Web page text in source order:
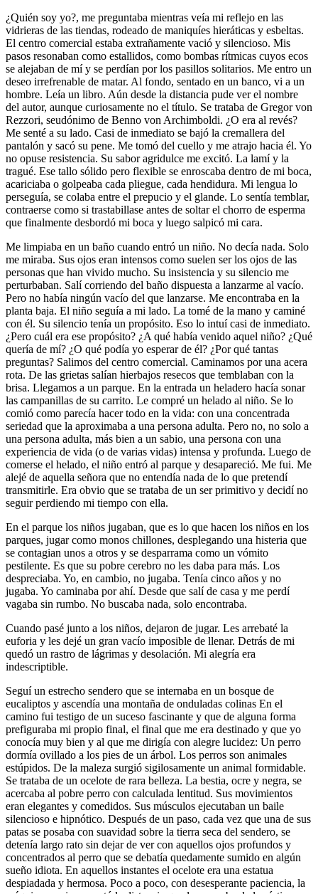
¿Quién soy yo?, me preguntaba mientras veía mi reflejo en las
vidrieras de las tiendas, rodeado de maniquíes hieráticas y esbeltas.
El centro comercial estaba extrañamente vació y silencioso. Mis
pasos resonaban como estallidos, como bombas rítmicas cuyos ecos
se alejaban de mí y se perdían por los pasillos solitarios. Me entro un
deseo irrefrenable de matar. Al fondo, sentado en un banco, vi a un
hombre. Leía un libro. Aún desde la distancia pude ver el nombre
del autor, aunque curiosamente no el título. Se trataba de Gregor von
Rezzori, seudónimo de Benno von Archimboldi. ¿O era al revés?
Me senté a su lado. Casi de inmediato se bajó la cremallera del
pantalón y sacó su pene. Me tomó del cuello y me atrajo hacia él. Yo
no opuse resistencia. Su sabor agridulce me excitó. La lamí y la
tragué. Ese tallo sólido pero flexible se enroscaba dentro de mi boca,
acariciaba o golpeaba cada pliegue, cada hendidura. Mi lengua lo
perseguía, se colaba entre el prepucio y el glande. Lo sentía temblar,
contraerse como si trastabillase antes de soltar el chorro de esperma
que finalmente desbordó mi boca y luego salpicó mi cara.
Me limpiaba en un baño cuando entró un niño. No decía nada. Solo
me miraba. Sus ojos eran intensos como suelen ser los ojos de las
personas que han vivido mucho. Su insistencia y su silencio me
perturbaban. Salí corriendo del baño dispuesta a lanzarme al vacío.
Pero no había ningún vacío del que lanzarse. Me encontraba en la
planta baja. El niño seguía a mi lado. La tomé de la mano y caminé
con él. Su silencio tenía un propósito. Eso lo intuí casi de inmediato.
¿Pero cuál era ese propósito? ¿A qué había venido aquel niño? ¿Qué
quería de mí? ¿O qué podía yo esperar de él? ¿Por qué tantas
preguntas? Salimos del centro comercial. Caminamos por una acera
rota. De las grietas salían hierbajos resecos que temblaban con la
brisa. Llegamos a un parque. En la entrada un heladero hacía sonar
las campanillas de su carrito. Le compré un helado al niño. Se lo
comió como parecía hacer todo en la vida: con una concentrada
seriedad que la aproximaba a una persona adulta. Pero no, no solo a
una persona adulta, más bien a un sabio, una persona con una
experiencia de vida (o de varias vidas) intensa y profunda. Luego de
comerse el helado, el niño entró al parque y desapareció. Me fui. Me
alejé de aquella señora que no entendía nada de lo que pretendí
transmitirle. Era obvio que se trataba de un ser primitivo y decidí no
seguir perdiendo mi tiempo con ella.
En el parque los niños jugaban, que es lo que hacen los niños en los
parques, jugar como monos chillones, desplegando una histeria que
se contagian unos a otros y se desparrama como un vómito
pestilente. Es que su pobre cerebro no les daba para más. Los
despreciaba. Yo, en cambio, no jugaba. Tenía cinco años y no
jugaba. Yo caminaba por ahí. Desde que salí de casa y me perdí
vagaba sin rumbo. No buscaba nada, solo encontraba.
Cuando pasé junto a los niños, dejaron de jugar. Les arrebaté la
euforia y les dejé un gran vacío imposible de llenar. Detrás de mi
quedó un rastro de lágrimas y desolación. Mi alegría era
indescriptible.
Seguí un estrecho sendero que se internaba en un bosque de
eucaliptos y ascendía una montaña de onduladas colinas En el
camino fui testigo de un suceso fascinante y que de alguna forma
prefiguraba mi propio final, el final que me era destinado y que yo
conocía muy bien y al que me dirigía con alegre lucidez: Un perro
dormía ovillado a los pies de un árbol. Los perros son animales
estúpidos. De la maleza surgió sigilosamente un animal formidable.
Se trataba de un ocelote de rara belleza. La bestia, ocre y negra, se
acercaba al pobre perro con calculada lentitud. Sus movimientos
eran elegantes y comedidos. Sus músculos ejecutaban un baile
silencioso e hipnótico. Después de un paso, cada vez que una de sus
patas se posaba con suavidad sobre la tierra seca del sendero, se
detenía largo rato sin dejar de ver con aquellos ojos profundos y
concentrados al perro que se debatía quedamente sumido en algún
sueño idiota. En aquellos instantes el ocelote era una estatua
despiadada y hermosa. Poco a poco, con desesperante paciencia, la